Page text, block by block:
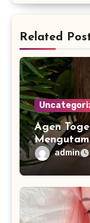
Related
Agen
danadmin